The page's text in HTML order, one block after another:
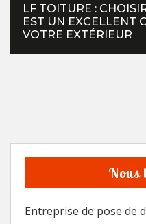
LF TOITURE :
EST UN EXCELLENT
VOTRE EXTÉRIEUR
Nous
Entreprise de pose de